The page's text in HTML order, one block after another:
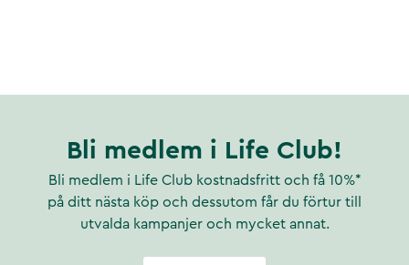
Bli medlem i Life Club!
Bli medlem i Life Club kostnadsfritt och få 10%*
på ditt nästa köp och dessutom får du förtur till
utvalda kampanjer och mycket annat.